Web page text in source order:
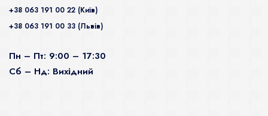
+38 063 191 00 22 (Київ)
+38 063 191 00 33 (Львів)
Пн – Пт: 9:00 – 17:30
Сб – Нд: Вихідний